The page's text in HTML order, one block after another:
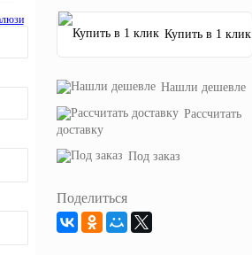
Купить в 1 клик
Нашли дешевле
Рассчитать
доставку
Под заказ
Поделиться